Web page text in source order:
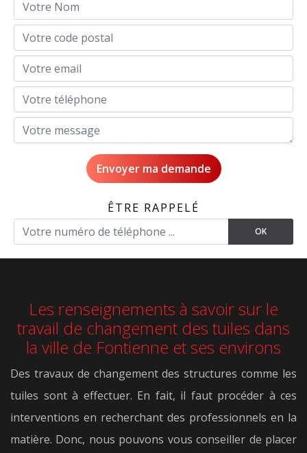
ÊTRE RAPPELÉ
Les renseignements à savoir sur le
travail de changement des tuiles dans
la ville de Fontienne et ses environs
Des travaux de changement des structures comme les
tuiles sont à effectuer. En fait, il faut procéder à ces
interventions en recherchant des professionnels en la
matière. Donc, nous pouvons vous conseiller de placer